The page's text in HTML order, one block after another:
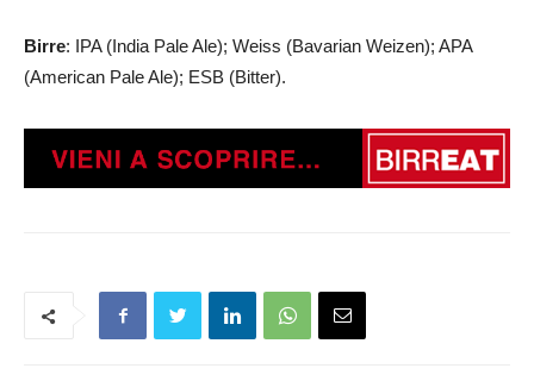
Birre: IPA (India Pale Ale); Weiss (Bavarian Weizen); APA
(American Pale Ale); ESB (Bitter).